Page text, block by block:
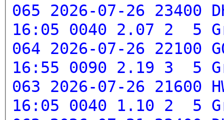
065 2026-07-26 23400
16:05 0040 2.07 2 5
064 2026-07-26 22100
16:55 0090 2.19 3 5
063 2026-07-26 21600
16:05 0040 1.10 2 5